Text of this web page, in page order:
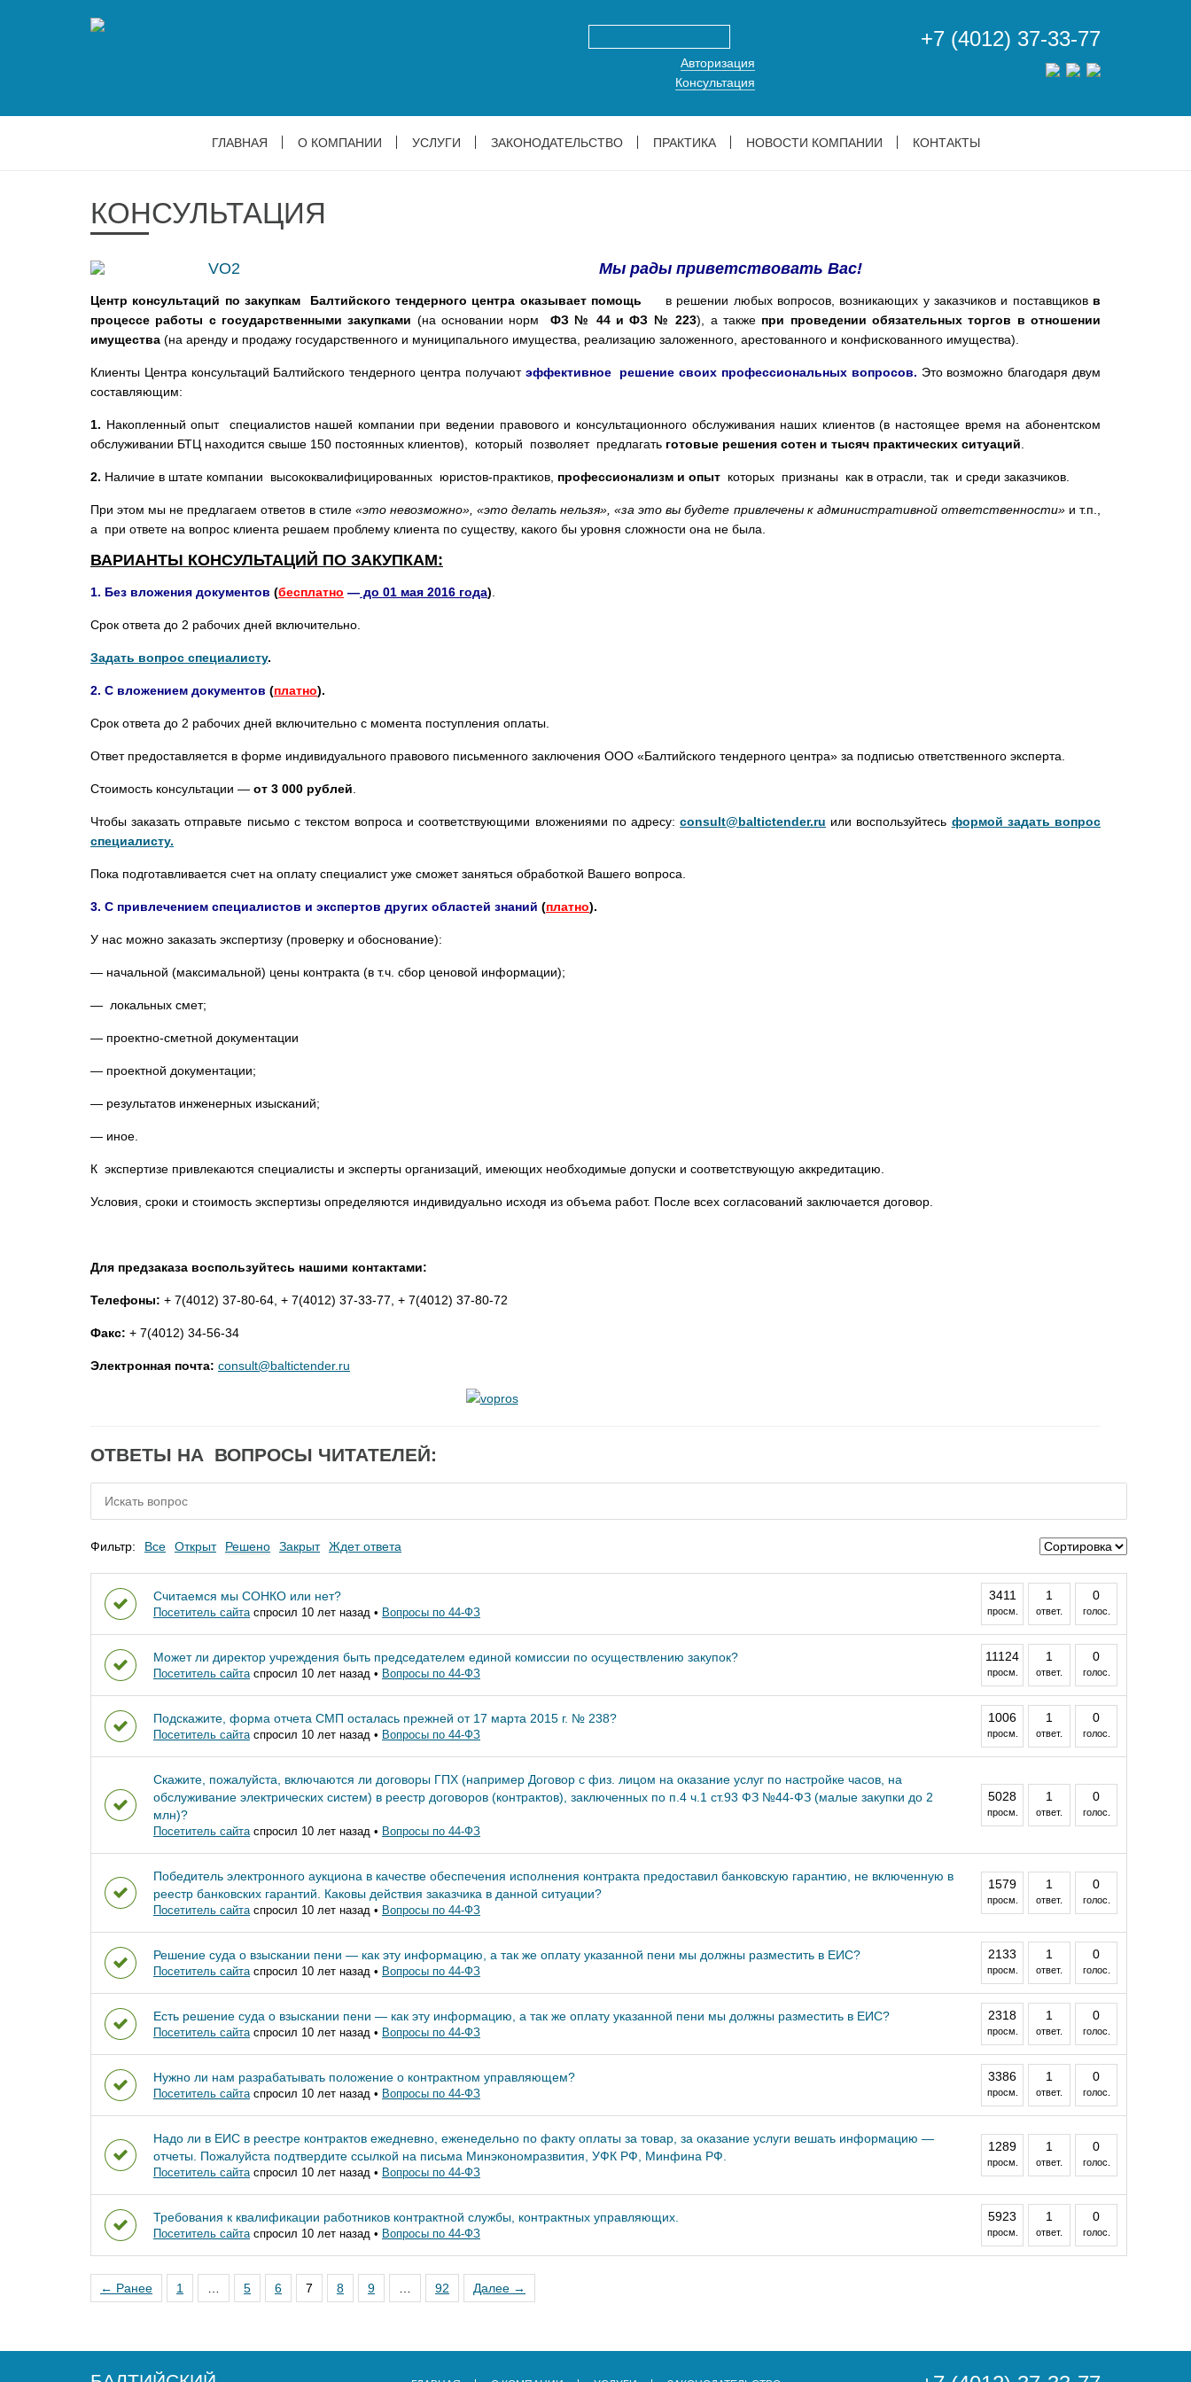
Авторизация
Консультация
+7 (4012) 37-33-77
ГЛАВНАЯ О КОМПАНИИ УСЛУГИ ЗАКОНОДАТЕЛЬСТВО ПРАКТИКА НОВОСТИ КОМПАНИИ КОНТАКТЫ
КОНСУЛЬТАЦИЯ
Мы рады приветствовать Вас!
Центр консультаций по закупкам Балтийского тендерного центра оказывает помощь в решении любых вопросов, возникающих у заказчиков и поставщиков в
процессе работы с государственными закупками (на основании норм ФЗ № 44 и ФЗ № 223), а также при проведении обязательных торгов в отношении
имущества (на аренду и продажу государственного и муниципального имущества, реализацию заложенного, арестованного и конфискованного имущества).
Клиенты Центра консультаций Балтийского тендерного центра получают эффективное решение своих профессиональных вопросов. Это возможно благодаря двум
составляющим:
1. Накопленный опыт специалистов нашей компании при ведении правового и консультационного обслуживания наших клиентов (в настоящее время на абонентском
обслуживании БТЦ находится свыше 150 постоянных клиентов), который позволяет предлагать готовые решения сотен и тысяч практических ситуаций
2. Наличие в штате компании высококвалифицированных юристов-практиков, профессионализм и опыт которых признаны как в отрасли, так и среди заказчиков.
При этом мы не предлагаем ответов в стиле «это невозможно», «это делать нельзя», «за это вы будете привлечены к административной ответственности» и т.п.,
а при ответе на вопрос клиента решаем проблему клиента по существу, какого бы уровня сложности она не была.
ВАРИАНТЫ КОНСУЛЬТАЦИЙ ПО ЗАКУПКАМ:
1. Без вложения документов (бесплатно — до 01 мая 2016 года)
Срок ответа до 2 рабочих дней включительно.
Задать вопрос специалисту.
2. С вложением документов (платно).
Срок ответа до 2 рабочих дней включительно с момента поступления оплаты.
Ответ предоставляется в форме индивидуального правового письменного заключения ООО «Балтийского тендерного центра» за подписью ответственного эксперта.
Стоимость консультации — от 3 000 рублей
Чтобы заказать отправьте письмо с текстом вопроса и соответствующими вложениями по адресу:consult@baltictender.ru или воспользуйтесь формой задать вопрос
специалисту.
Пока подготавливается счет на оплату специалист уже сможет заняться обработкой Вашего вопроса.
3. С привлечением специалистов и экспертов других областей знаний (платно).
У нас можно заказать экспертизу (проверку и обоснование):
— начальной (максимальной) цены контракта (в т.ч. сбор ценовой информации);
— локальных смет;
— проектно-сметной документации
— проектной документации;
— результатов инженерных изысканий;
— иное.
К экспертизе привлекаются специалисты и эксперты организаций, имеющих необходимые допуски и соответствующую аккредитацию.
Условия, сроки и стоимость экспертизы определяются индивидуально исходя из объема работ. После всех согласований заключается договор.
Для предзаказа воспользуйтесь нашими контактами:
Телефоны: + 7(4012) 37-80-64, + 7(4012) 37-33-77, + 7(4012) 37-80-72
Факс: + 7(4012) 34-56-34
Электронная почта: consult@baltictender.ru
ОТВЕТЫ НА ВОПРОСЫ ЧИТАТЕЛЕЙ:
Фильтр: Все Открыт Решено Закрыт Ждет ответа
Считаемся мы СОНКО или нет?
Посетитель сайтаспросил 10 лет назад • Вопросы по 44-ФЗ
3411
просм.
1
ответ.
0
голос.
Может ли директор учреждения быть председателем единой комиссии по осуществлению закупок?
Посетитель сайтаспросил 10 лет назад • Вопросы по 44-ФЗ
11124
просм.
1
ответ.
0
голос.
Подскажите, форма отчета СМП осталась прежней от 17 марта 2015 г. № 238?
Посетитель сайтаспросил 10 лет назад • Вопросы по 44-ФЗ
1006
просм.
1
ответ.
0
голос.
Скажите, пожалуйста, включаются ли договоры ГПХ (например Договор с физ. лицом на оказание услуг по настройке часов, на
обслуживание электрических систем) в реестр договоров (контрактов), заключенных по п.4 ч.1 ст.93 ФЗ №44-ФЗ (малые закупки до 2
млн)?
Посетитель сайтаспросил 10 лет назад • Вопросы по 44-ФЗ
5028
просм.
1
ответ.
0
голос.
Победитель электронного аукциона в качестве обеспечения исполнения контракта предоставил банковскую гарантию, не включенную в
реестр банковских гарантий. Каковы действия заказчика в данной ситуации?
Посетитель сайтаспросил 10 лет назад • Вопросы по 44-ФЗ
1579
просм.
1
ответ.
0
голос.
Решение суда о взыскании пени — как эту информацию, а так же оплату указанной пени мы должны разместить в ЕИС?
Посетитель сайтаспросил 10 лет назад • Вопросы по 44-ФЗ
2133
просм.
1
ответ.
0
голос.
Есть решение суда о взыскании пени — как эту информацию, а так же оплату указанной пени мы должны разместить в ЕИС?
Посетитель сайтаспросил 10 лет назад • Вопросы по 44-ФЗ
2318
просм.
1
ответ.
0
голос.
Нужно ли нам разрабатывать положение о контрактном управляющем?
Посетитель сайтаспросил 10 лет назад • Вопросы по 44-ФЗ
3386
просм.
1
ответ.
0
голос.
Надо ли в ЕИС в реестре контрактов ежедневно, еженедельно по факту оплаты за товар, за оказание услуги вешать информацию —
отчеты. Пожалуйста подтвердите ссылкой на письма Минэкономразвития, УФК РФ, Минфина РФ.
Посетитель сайтаспросил 10 лет назад • Вопросы по 44-ФЗ
1289
просм.
1
ответ.
0
голос.
Требования к квалификации работников контрактной службы, контрактных управляющих.
Посетитель сайтаспросил 10 лет назад • Вопросы по 44-ФЗ
5923
просм.
1
ответ.
0
голос.
← Ранее 1 5 6 7 8 9 92 Далее →